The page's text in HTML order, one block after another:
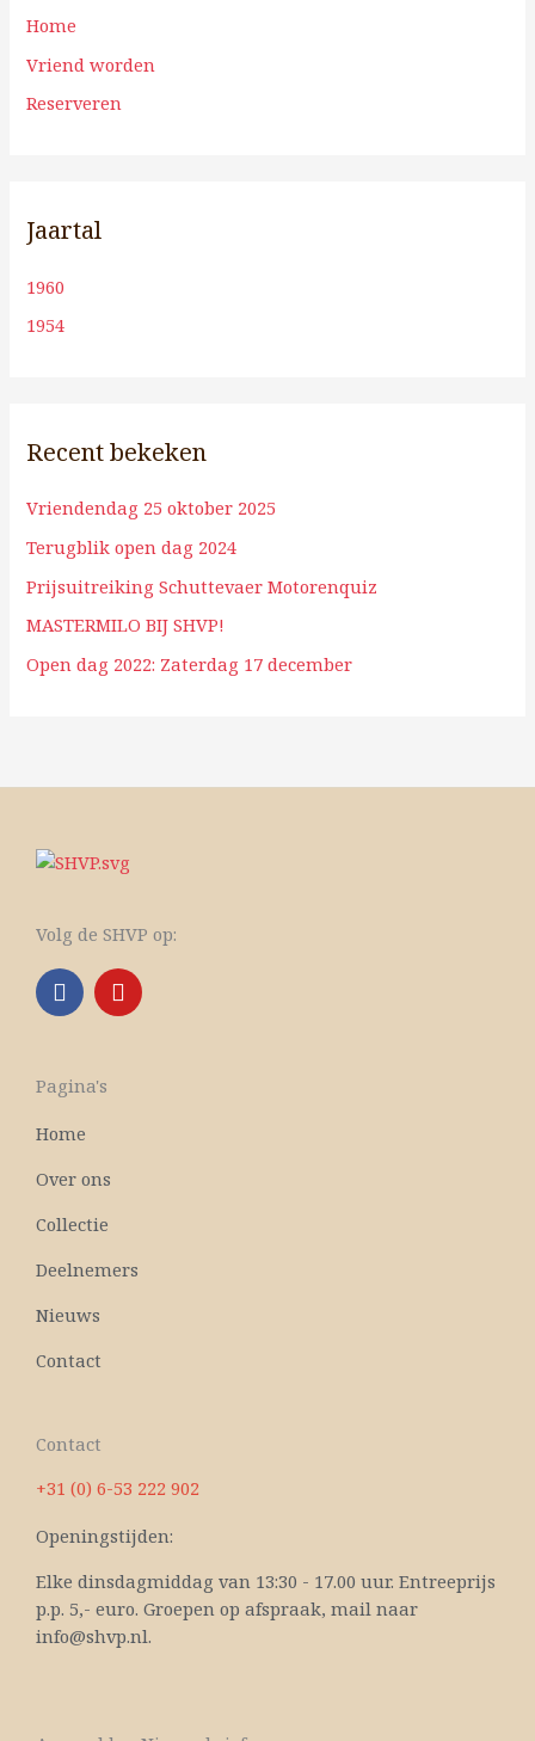
Home
Vriend worden
Reserveren
Jaartal
1960
1954
Recent bekeken
Vriendendag 25 oktober 2025
Terugblik open dag 2024
Prijsuitreiking Schuttevaer Motorenquiz
MASTERMILO BIJ SHVP!
Open dag 2022: Zaterdag 17 december
Volg de SHVP op:
F
a
c
b
o
k
Y
o
u
Pagina's
Home
Over ons
Collectie
Deelnemers
Nieuws
Contact
Contact
+31 (0) 6-53 222 902
Openingstijden:
Elke dinsdagmiddag van 13:30 - 17.00 uur. Entreeprijs
p.p. 5,- euro. Groepen op afspraak, mail naar
info@shvp.nl.